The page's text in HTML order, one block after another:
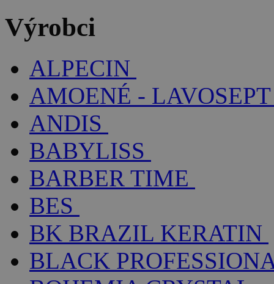
Výrobci
ALPECIN
AMOENÉ - LAVOSEPT
ANDIS
BABYLISS
BARBER TIME
BES
BK BRAZIL KERATIN
BLACK